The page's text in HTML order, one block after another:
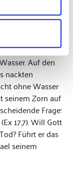
wenn Israel
Sie dieses
an einen Felsen
Auf den
nackten
ohne Wasser
seinem Zorn auf
Frage:
17,7). Will Gott
Führt er das
seinem